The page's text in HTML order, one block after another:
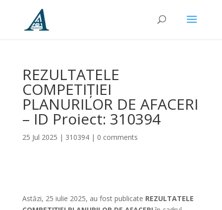
REZULTATELE
COMPETIȚIEI
PLANURILOR DE AFACERI
– ID Proiect: 310394
25 Jul 2025 | 310394| 0 comments
Astăzi, 25 iulie 2025, au fost publicate REZULTATELE